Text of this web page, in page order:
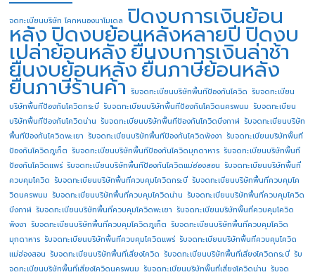
จดทะเบียนบริษัท โคกหนองนาโมเดล ปิดงบการเงินย้อน
หลังปิดงบย้อนหลังหลายปี ปิดงบ
เปล่าย้อนหลังยื่นงบการเงินล่าช้า
ยื่นงบย้อนหลังยื่นภาษีย้อนหลัง
ยื่นภาษีร้านค้า รับจดทะเบียนบริษัทพื้นทีป้องกันโควิด รับจดทะเบียน
บริษัทพื้นทีป้องกันโควิดกระบี่ รับจดทะเบียนบริษัทพื้นทีป้องกันโควิดนครพนม รับจดทะเบียน
บริษัทพื้นทีป้องกันโควิดน่าน รับจดทะเบียนบริษัทพื้นทีป้องกันโควิดบึงกาฬ รับจดทะเบียนบริษัท
พื้นทีป้องกันโควิดพะเยา รับจดทะเบียนบริษัทพื้นทีป้องกันโควิดพังงา รับจดทะเบียนบริษัทพื้นที
ป้องกันโควิดภูเก็ต รับจดทะเบียนบริษัทพื้นทีป้องกันโควิดมุกดาหาร รับจดทะเบียนบริษัทพื้นที
ป้องกันโควิดแพร่ รับจดทะเบียนบริษัทพื้นทีป้องกันโควิดแม่ฮ่องสอน รับจดทะเบียนบริษัทพื้นที่
ควบคุมโควิด รับจดทะเบียนบริษัทพื้นที่ควบคุมโควิดกระบี่ รับจดทะเบียนบริษัทพื้นที่ควบคุมโค
วิดนครพนม รับจดทะเบียนบริษัทพื้นที่ควบคุมโควิดน่าน รับจดทะเบียนบริษัทพื้นที่ควบคุมโควิด
บึงกาฬ รับจดทะเบียนบริษัทพื้นที่ควบคุมโควิดพะเยา รับจดทะเบียนบริษัทพื้นที่ควบคุมโควิด
พังงา รับจดทะเบียนบริษัทพื้นที่ควบคุมโควิดภูเก็ต รับจดทะเบียนบริษัทพื้นที่ควบคุมโควิด
มุกดาหาร รับจดทะเบียนบริษัทพื้นที่ควบคุมโควิดแพร่ รับจดทะเบียนบริษัทพื้นที่ควบคุมโควิด
แม่ฮ่องสอน รับจดทะเบียนบริษัทพื้นที่เสี่ยงโควิด รับจดทะเบียนบริษัทพื้นที่เสี่ยงโควิดกระบี่ รับ
จดทะเบียนบริษัทพื้นที่เสี่ยงโควิดนครพนม รับจดทะเบียนบริษัทพื้นที่เสี่ยงโควิดน่าน รับจด